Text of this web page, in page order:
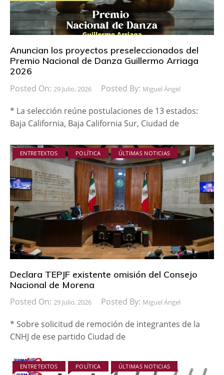
Anuncian los proyectos preseleccionados del
Premio Nacional de Danza Guillermo Arriaga
2026
Posted On: 29 Julio, 2026 Posted By: Miguel Ángel
* La selección reúne postulaciones de 13 estados:
Baja California, Baja California Sur, Ciudad de
ENTRETEXTOS POLÍTICA ÚLTIMAS NOTICIAS
Declara TEPJF existente omisión del Consejo
Nacional de Morena
Posted On: 29 Julio, 2026 Posted By: Miguel Ángel
* Sobre solicitud de remoción de integrantes de la
CNHJ de ese partido Ciudad de
ENTRETEXTOS POLÍTICA ÚLTIMAS NOTICIAS